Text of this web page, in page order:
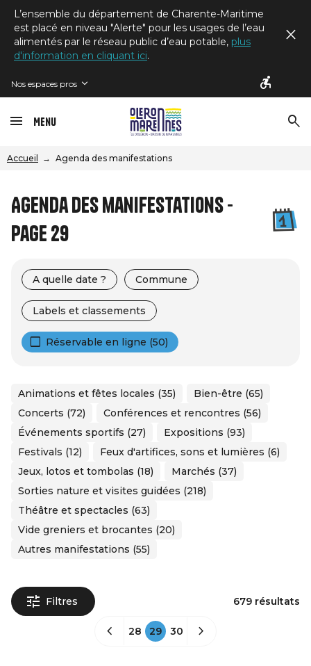
L’ensemble du département de Charente-Maritime
est placé en niveau "Alerte" pour les usages de l’eau
alimentés par le réseau public d’eau potable, plus
d'information en cliquant ici.
Nos espaces pros
Menu
Accueil Agenda des manifestations
Agenda des manifestations -
Page 29
A quelle date ? Commune
Labels et classements
Réservable en ligne (50)
Animations et fêtes locales (35)
Bien-être (65)
Concerts (72)
Conférences et rencontres (56)
Événements sportifs (27)
Expositions (93)
Festivals (12)
Feux d'artifices, sons et lumières (6)
Jeux, lotos et tombolas (18)
Marchés (37)
Sorties nature et visites guidées (218)
Théâtre et spectacles (63)
Vide greniers et brocantes (20)
Autres manifestations (55)
Filtres 679 résultats
28 29 30